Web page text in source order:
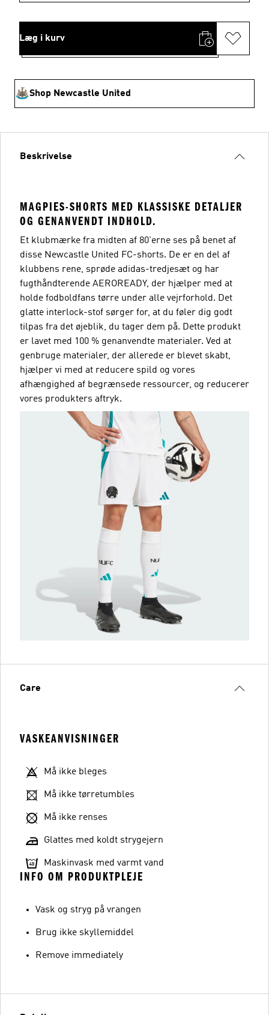
Læg i kurv
Shop Newcastle United
Beskrivelse
MAGPIES-SHORTS MED KLASSISKE DETALJER
OG GENANVENDT INDHOLD.
Et klubmærke fra midten af 80'erne ses på benet af
disse Newcastle United FC-shorts. De er en del af
klubbens rene, sprøde adidas-tredjesæt og har
fugthåndterende AEROREADY, der hjælper med at
holde fodboldfans tørre under alle vejrforhold. Det
glatte interlock-stof sørger for, at du føler dig godt
tilpas fra det øjeblik, du tager dem på. Dette produkt
er lavet med 100 % genanvendte materialer. Ved at
genbruge materialer, der allerede er blevet skabt,
hjælper vi med at reducere spild og vores
afhængighed af begrænsede ressourcer, og reducerer
vores produkters aftryk.
Care
VASKEANVISNINGER
Må ikke bleges
Må ikke tørretumbles
Må ikke renses
Glattes med koldt strygejern
Maskinvask med varmt vand
INFO OM PRODUKTPLEJE
Vask og stryg på vrangen
Brug ikke skyllemiddel
Remove immediately